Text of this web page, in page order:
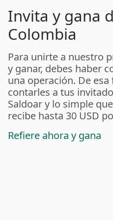
Invita y gana
Colombia
Para unirte a nuestro
y ganar, debes haber
una operación. De
contarles a tus
Saldoar y lo simple
recibe hasta 30 USD
Refiere ahora y gana